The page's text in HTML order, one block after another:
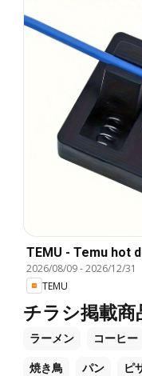
TEMU - Temu hot
2026/08/09-2026/12/31
TEMU
チラシ掲載商
ラーメン コーヒー
焼き鳥 パン ピ